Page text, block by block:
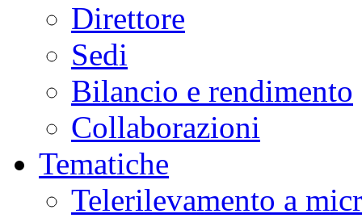
Direttore
Sedi
Bilancio e rendimento
Collaborazioni
Tematiche
Telerilevamento a